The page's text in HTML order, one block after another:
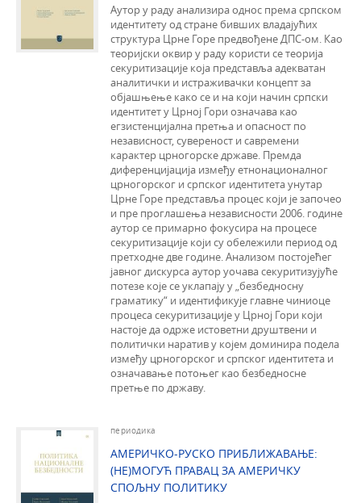
Аутор у раду анализира однос према српском
идентитету од стране бивших владајућих
структура Црне Горе предвођене ДПС-ом. Као
теоријски оквир у раду користи се теорија
секуритизације која представља адекватан
аналитички и истраживачки концепт за
објашњење како се и на који начин српски
идентитет у Црној Гори означава као
егзистенцијална претња и опасност по
независност, сувереност и савремени
карактер црногорске државе. Премда
диференцијација између етнонационалног
црногорског и српског идентитета унутар
Црне Горе представља процес који је започео
и пре проглашења независности 2006. године
аутор се примарно фокусира на процесе
секуритизације који су обележили период од
претходне две године. Анализом постојећег
јавног дискурса аутор уочава секуритизујуће
потезе које се уклапају у „безбедносну
граматику“ и идентификује главне чиниоце
процеса секуритизације у Црној Гори који
настоје да одрже истоветни друштвени и
политички наратив у којем доминира подела
између црногорског и српског идентитета и
означавање потоњег као безбедносне
претње по државу.
периодика
АМЕРИЧКО-РУСКО ПРИБЛИЖАВАЊЕ:
(НЕ)МОГУЋ ПРАВАЦ ЗА АМЕРИЧКУ
СПОЉНУ ПОЛИТИКУ